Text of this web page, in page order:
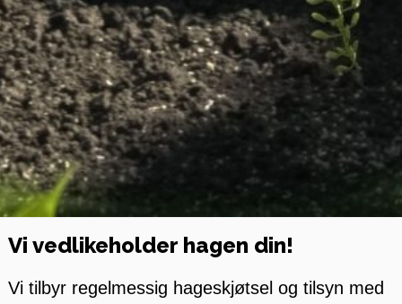
Vi vedlikeholder hagen din!
Vi tilbyr regelmessig hageskjøtsel og tilsyn med